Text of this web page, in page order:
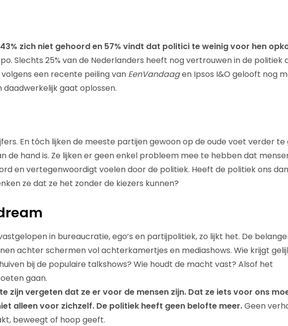
zich niet gehoord en 57% vindt dat politici te weinig voor hen
Slechts 25% van de Nederlanders heeft nog vertrouwen in de politiek
volgens een recente peiling van EenVandaagen Ipsos I&O gelooft nog
gaat oplossen.
En tóch lijken de meeste partijen gewoon op de oude voet verder te
de hand is. Ze lijken er geen enkel probleem mee te hebben dat
en vertegenwoordigt voelen door de politiek. Heeft de politiek ons dan
ze dat ze het zonder de kiezers kunnen?
in bureaucratie, ego’s en partijpolitiek, zo lijkt het. De
achter schermen vol achterkamertjes en mediashows. Wie krijgt
bij de populaire talkshows? Wie houdt de macht vast? Alsof het
gaan.
zijn vergeten dat ze er voor de mensen zijn. Dat ze iets voor ons
alleen voor zichzelf. De politiek heeft geen belofte meer.Geen
beweegt of hoop geeft.